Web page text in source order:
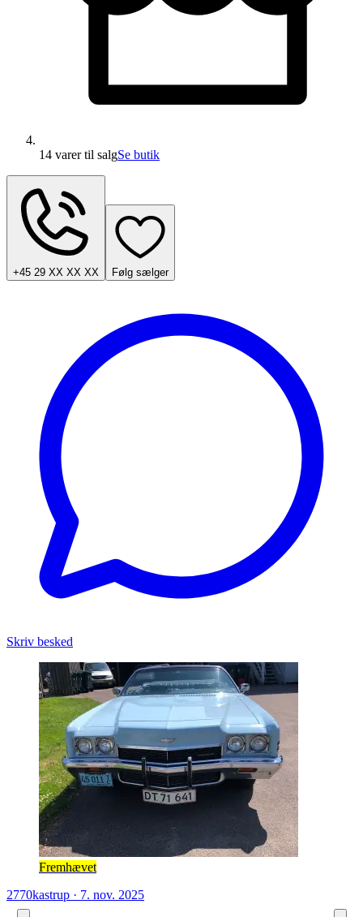
14 varertil salgSe butik
+45 29 XX XX XX Følg sælger
Skriv besked
Fremhævet
2770kastrup · 7. nov. 2025